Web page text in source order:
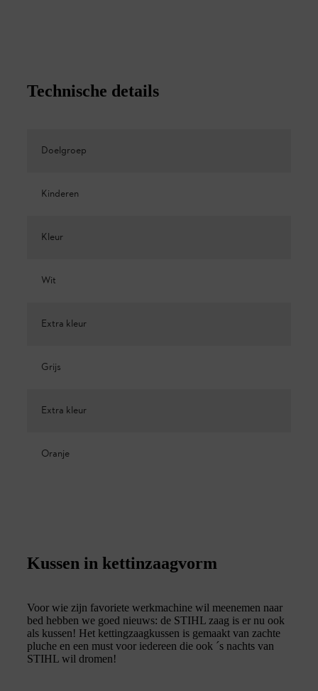
Technische details
Doelgroep
Kinderen
Kleur
Wit
Extra kleur
Grijs
Extra kleur
Oranje
Kussen in kettinzaagvorm
Voor wie zijn favoriete werkmachine wil meenemen naar
bed hebben we goed nieuws: de STIHL zaag is er nu ook
als kussen! Het kettingzaagkussen is gemaakt van zachte
pluche en een must voor iedereen die ook ´s nachts van
STIHL wil dromen!